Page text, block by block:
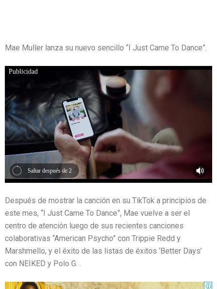
Mae Muller lanza su nuevo sencillo “I Just Came To Dance”.
Publicidad
Saltar después de 2
Después de mostrar la canción en su TikTok a principios de
este mes, “I Just Came To Dance”, Mae vuelve a ser el
centro de atención luego de sus recientes canciones
colaborativas “American Psycho” con Trippie Redd y
Marshmello, y el éxito de las listas de éxitos ‘Better Days’
con NEIKED y Polo G. .